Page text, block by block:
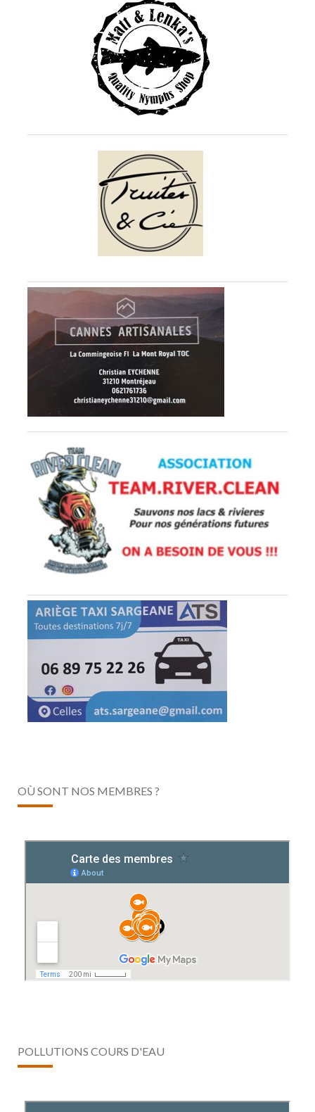
OÙ SONT NOS MEMBRES ?
POLLUTIONS COURS D'EAU